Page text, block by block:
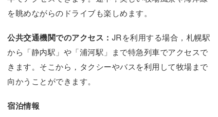
を眺めながらのドライブも楽しめます。
公共交通機関でのアクセス： JRを利用する場合，札幌駅
から「静内駅」や「浦河駅」まで特急列車でアクセスで
きます。そこから，タクシーやバスを利用して牧場まで
向かうことができます。
宿泊情報